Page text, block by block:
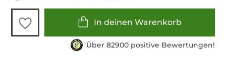
In deinen Warenkorb
Über 82900 positive Bewertungen!